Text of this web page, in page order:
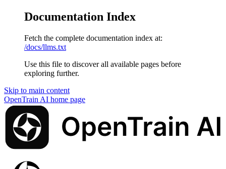
Documentation Index
Fetch the complete documentation index at:
/docs/llms.txt
Use this file to discover all available pages before
exploring further.
Skip to main content
OpenTrain AI home page